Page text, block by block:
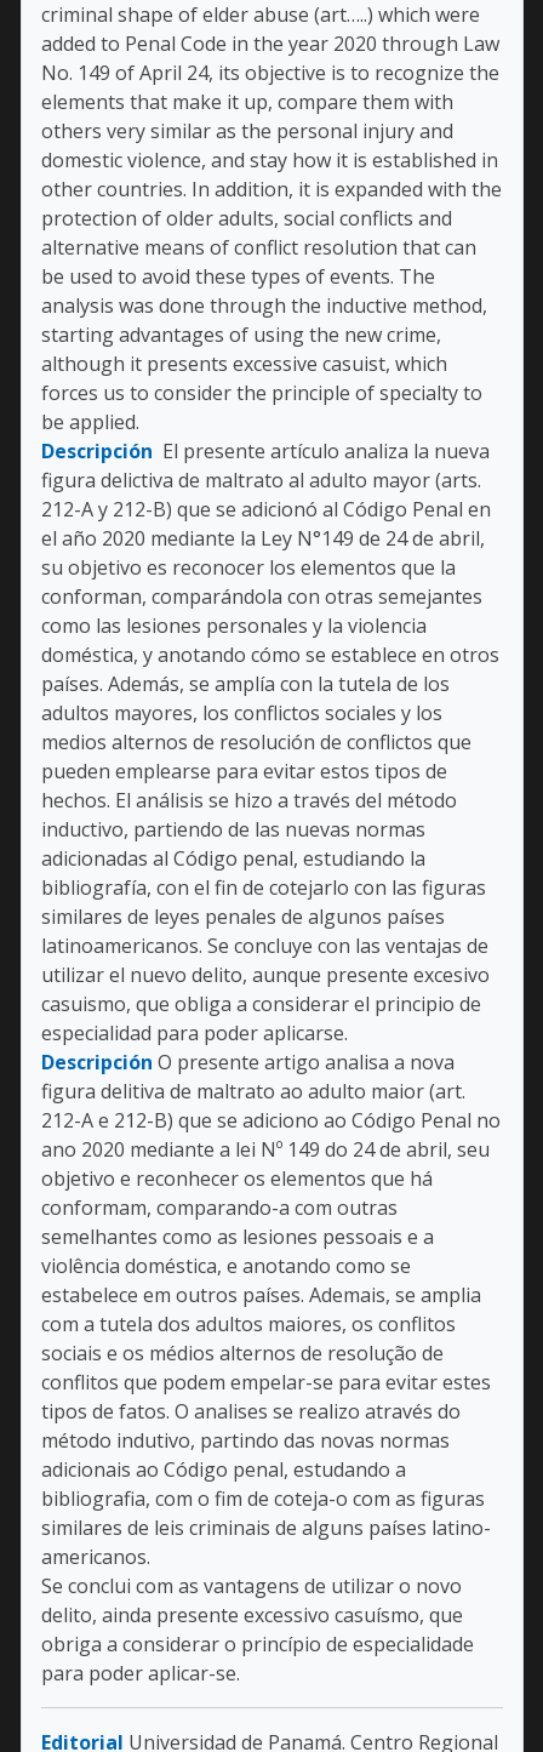
criminal shape of elder abuse (art…..) which were
added to Penal Code in the year 2020 through Law
No. 149 of April 24, its objective is to recognize the
elements that make it up, compare them with
others very similar as the personal injury and
domestic violence, and stay how it is established in
other countries. In addition, it is expanded with the
protection of older adults, social conflicts and
alternative means of conflict resolution that can
be used to avoid these types of events. The
analysis was done through the inductive method,
starting advantages of using the new crime,
although it presents excessive casuist, which
forces us to consider the principle of specialty to
be applied.
Descripción El presente artículo analiza la nueva
figura delictiva de maltrato al adulto mayor (arts.
212-A y 212-B) que se adicionó al Código Penal en
el año 2020 mediante la Ley N°149 de 24 de abril,
su objetivo es reconocer los elementos que la
conforman, comparándola con otras semejantes
como las lesiones personales y la violencia
doméstica, y anotando cómo se establece en otros
países. Además, se amplía con la tutela de los
adultos mayores, los conflictos sociales y los
medios alternos de resolución de conflictos que
pueden emplearse para evitar estos tipos de
hechos. El análisis se hizo a través del método
inductivo, partiendo de las nuevas normas
adicionadas al Código penal, estudiando la
bibliografía, con el fin de cotejarlo con las figuras
similares de leyes penales de algunos países
latinoamericanos. Se concluye con las ventajas de
utilizar el nuevo delito, aunque presente excesivo
casuismo, que obliga a considerar el principio de
especialidad para poder aplicarse.
Descripción O presente artigo analisa a nova
figura delitiva de maltrato ao adulto maior (art.
212-A e 212-B) que se adiciono ao Código Penal no
ano 2020 mediante a lei Nº 149 do 24 de abril, seu
objetivo e reconhecer os elementos que há
conformam, comparando-a com outras
semelhantes como as lesiones pessoais e a
violência doméstica, e anotando como se
estabelece em outros países. Ademais, se amplia
com a tutela dos adultos maiores, os conflitos
sociais e os médios alternos de resolução de
conflitos que podem empelar-se para evitar estes
tipos de fatos. O analises se realizo através do
método indutivo, partindo das novas normas
adicionais ao Código penal, estudando a
bibliografia, com o fim de coteja-o com as figuras
similares de leis criminais de alguns países latino-
americanos.
Se conclui com as vantagens de utilizar o novo
delito, ainda presente excessivo casuísmo, que
obriga a considerar o princípio de especialidade
para poder aplicar-se.
Editorial Universidad de Panamá. Centro Regional